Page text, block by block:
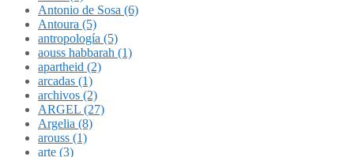
Antonio de Sosa (6)
Antoura (5)
antropología (5)
aouss habbarah (1)
apartheid (2)
arcadas (1)
archivos (2)
ARGEL (27)
Argelia (8)
arouss (1)
arte (3)